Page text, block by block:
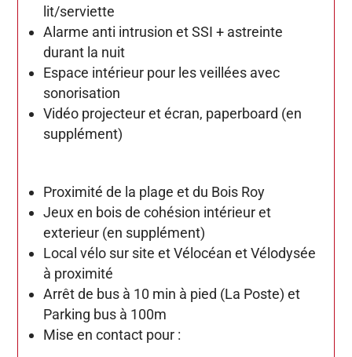
lit/serviette
Alarme anti intrusion et SSI + astreinte
durant la nuit
Espace intérieur pour les veillées avec
sonorisation
Vidéo projecteur et écran, paperboard (en
supplément)
Proximité de la plage et du Bois Roy
Jeux en bois de cohésion intérieur et
exterieur (en supplément)
Local vélo sur site et Vélocéan et Vélodysée
à proximité
Arrêt de bus à 10 min à pied (La Poste) et
Parking bus à 100m
Mise en contact pour :